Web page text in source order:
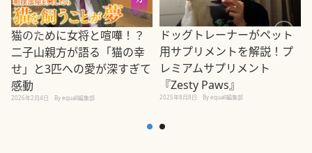
猫のために女将と喧嘩！？
二子山親方が語る「猫の幸
せ」と3匹への愛が深すぎて
感動
2026年2月4日 By equall編集部
ドッグトレーナーがペット
用サプリメントを解説！プ
レミアムサプリメント
『Zesty Paws』
2025年8月8日 By equall編集部